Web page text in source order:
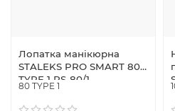
Лопатка манікюрна
STALEKS PRO SMART 80
TYPE 1 PS-80/1
80 TYPE 1